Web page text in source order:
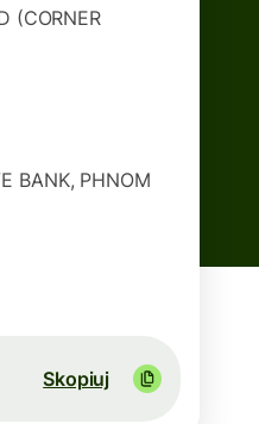
(CORNER
BANK, PHNOM
Skopiuj